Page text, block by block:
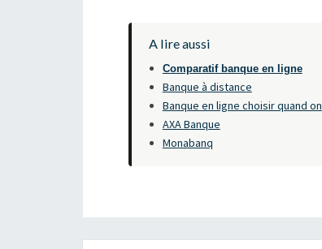
A lire aussi
Comparatif banque en ligne
Banque à distance
Banque en ligne choisir quand on
AXA Banque
Monabanq